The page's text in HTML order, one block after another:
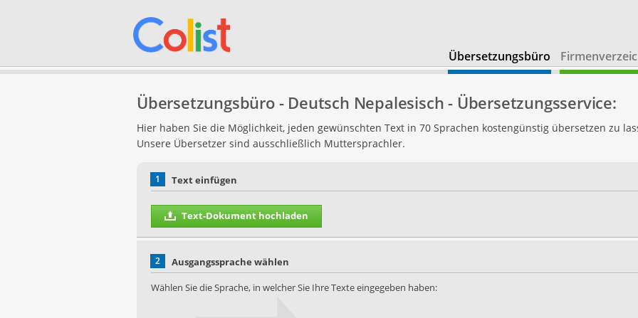
Übersetzungsbüro
Übersetzungsbüro - Deutsch Nepalesisch - Übersetzungsservice:
Hier haben Sie die Möglichkeit, jeden gewünschten Text in 70 Sprachen kostengünstig übersetzen zu
Unsere Übersetzer sind ausschließlich Muttersprachler.
1 Text einfügen
Text-Dokument hochladen
2
Ausgangssprache wählen
Wählen Sie die Sprache, in welcher Sie Ihre Texte eingegeben haben: